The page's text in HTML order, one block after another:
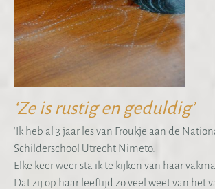
‘Ze is rustig en geduldig’
‘Ik heb al 3 jaar les van Froukje aan de
Schilderschool Utrecht Nimeto.
Elke keer weer sta ik te kijken van haar
Dat zij op haar leeftijd zo veel weet van het